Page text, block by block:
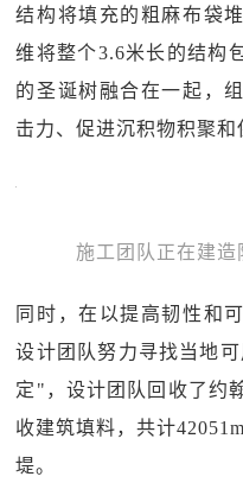
结构将填充的粗麻布袋
维将整个3.6米长的结构
的圣诞树融合在一起，
击力、促进沉积物积聚和
施工团队正在建
同时，在以提高韧性和
设计团队努力寻找当地
定"，设计团队回收了约
收建筑填料，共计
堤。